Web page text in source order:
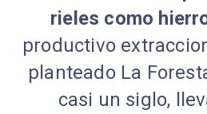
rieles como
productivo
planteado La
casi un siglo,